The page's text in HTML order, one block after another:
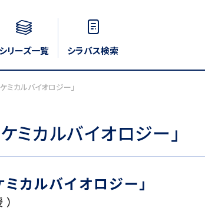
シリーズ一覧 シラバス検索
ミカルバイオロジー」
ミカルバイオロジー」
カルバイオロジー」